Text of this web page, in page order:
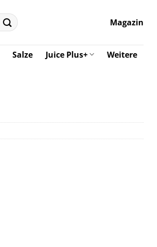
Magazin
Salze Juice Plus+ Weitere